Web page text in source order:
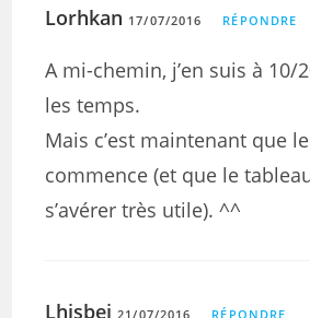
Lorhkan 17/07/2016 RÉPONDRE
A mi-chemin, j’en suis à 10/
les temps.
Mais c’est maintenant que
commence (et que le
s’avérer très utile). ^^
Lhisbei 21/07/2016 RÉPONDRE